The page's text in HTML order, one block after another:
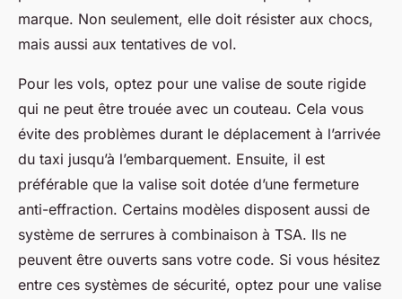
marque. Non seulement, elle doit résister aux chocs,
mais aussi aux tentatives de vol.
Pour les vols, optez pour une valise de soute rigide
qui ne peut être trouée avec un couteau. Cela vous
évite des problèmes durant le déplacement à l’arrivée
du taxi jusqu’à l’embarquement. Ensuite, il est
préférable que la valise soit dotée d’une fermeture
anti-effraction. Certains modèles disposent aussi de
système de serrures à combinaison à TSA. Ils ne
peuvent être ouverts sans votre code. Si vous hésitez
entre ces systèmes de sécurité, optez pour une valise